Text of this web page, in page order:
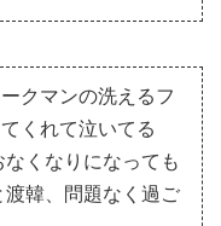
クマンの洗えるフ
くれて泣いてる
くなりになっても
韓、問題なく過ご